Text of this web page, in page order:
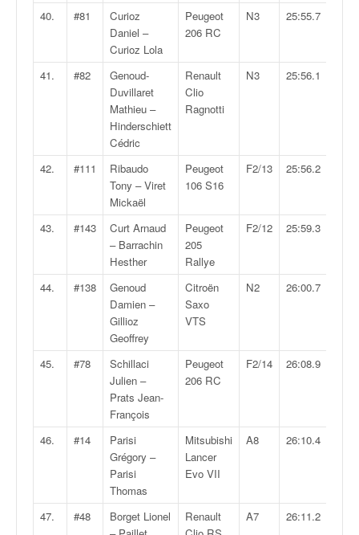
40. #81
Curioz
Daniel –
Curioz Lola
Peugeot
206 RC
N3 25:55.7
41. #82
Genoud-
Duvillaret
Mathieu –
Hinderschiett
Cédric
Renault
Clio
Ragnotti
N3 25:56.1
42. #111
Ribaudo
Tony – Viret
Mickaël
Peugeot
106 S16
F2/13 25:56.2
43. #143
Curt Arnaud
– Barrachin
Hesther
Peugeot
205
Rallye
F2/12 25:59.3
44. #138
Genoud
Damien –
Gillioz
Geoffrey
Citroën
Saxo
VTS
N2 26:00.7
45. #78
Schillaci
Julien –
Prats Jean-
François
Peugeot
206 RC
F2/14 26:08.9
46. #14
Parisi
Grégory –
Parisi
Thomas
Mitsubishi
Lancer
Evo VII
A8 26:10.4
47. #48
Borget Lionel
Renault
A7 26:11.2